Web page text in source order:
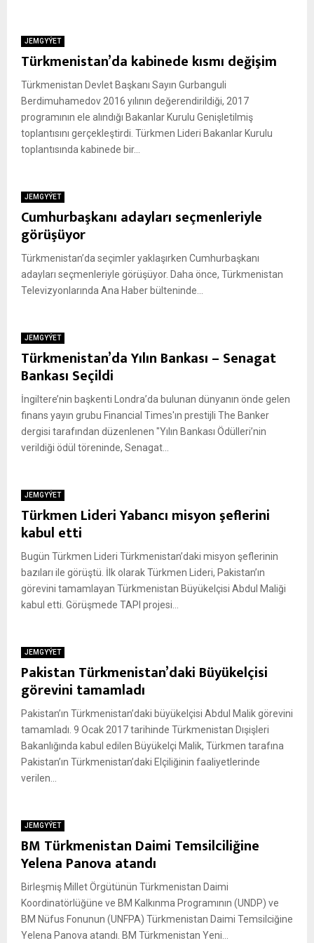
JEMGYÝET
Türkmenistan’da kabinede kısmı değişim
Türkmenistan Devlet Başkanı Sayın Gurbanguli
Berdimuhamedov 2016 yılının değerendirildiği, 2017
programının ele alındığı Bakanlar Kurulu Genişletilmiş
toplantısını gerçekleştirdi. Türkmen Lideri Bakanlar Kurulu
toplantısında kabinede bir...
JEMGYÝET
Cumhurbaşkanı adayları seçmenleriyle
görüşüyor
Türkmenistan’da seçimler yaklaşırken Cumhurbaşkanı
adayları seçmenleriyle görüşüyor. Daha önce, Türkmenistan
Televizyonlarında Ana Haber bülteninde...
JEMGYÝET
Türkmenistan’da Yılın Bankası – Senagat
Bankası Seçildi
İngiltere’nin başkenti Londra’da bulunan dünyanın önde gelen
finans yayın grubu Financial Times'ın prestijli The Banker
dergisi tarafından düzenlenen "Yılın Bankası Ödülleri’nin
verildiği ödül töreninde, Senagat...
JEMGYÝET
Türkmen Lideri Yabancı misyon şeflerini
kabul etti
Bugün Türkmen Lideri Türkmenistan’daki misyon şeflerinin
bazıları ile görüştü. İlk olarak Türkmen Lideri, Pakistan’ın
görevini tamamlayan Türkmenistan Büyükelçisi Abdul Maliği
kabul etti. Görüşmede TAPI projesi...
JEMGYÝET
Pakistan Türkmenistan’daki Büyükelçisi
görevini tamamladı
Pakistan’ın Türkmenistan’daki büyükelçisi Abdul Malik görevini
tamamladı. 9 Ocak 2017 tarihinde Türkmenistan Dışişleri
Bakanlığında kabul edilen Büyükelçi Malik, Türkmen tarafına
Pakistan’ın Türkmenistan’daki Elçiliğinin faaliyetlerinde
verilen...
JEMGYÝET
BM Türkmenistan Daimi Temsilciliğine
Yelena Panova atandı
Birleşmiş Millet Örgütünün Türkmenistan Daimi
Koordinatörlüğüne ve BM Kalkınma Programının (UNDP) ve
BM Nüfus Fonunun (UNFPA) Türkmenistan Daimi Temsilciğine
Yelena Panova atandı. BM Türkmenistan Yeni...